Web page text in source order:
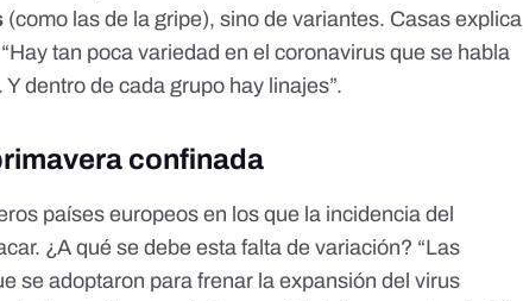
(como las de la gripe), sino de variantes. Casas explica
tan poca variedad en el coronavirus que se habla
Y dentro de cada grupo hay linajes”.
confinada
países europeos en los que la incidencia del
¿A qué se debe esta falta de variación? “Las
se adoptaron para frenar la expansión del virus